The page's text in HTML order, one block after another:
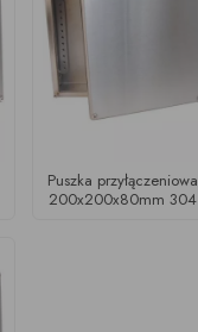
Puszka przyłączeniowa
200x200x80mm 304